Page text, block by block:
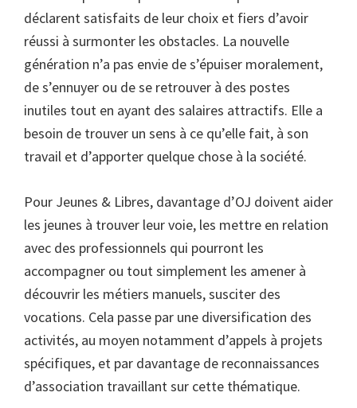
déclarent satisfaits de leur choix et fiers d’avoir
réussi à surmonter les obstacles. La nouvelle
génération n’a pas envie de s’épuiser moralement,
de s’ennuyer ou de se retrouver à des postes
inutiles tout en ayant des salaires attractifs. Elle a
besoin de trouver un sens à ce qu’elle fait, à son
travail et d’apporter quelque chose à la société.
Pour Jeunes & Libres, davantage d’OJ doivent aider
les jeunes à trouver leur voie, les mettre en relation
avec des professionnels qui pourront les
accompagner ou tout simplement les amener à
découvrir les métiers manuels, susciter des
vocations. Cela passe par une diversification des
activités, au moyen notamment d’appels à projets
spécifiques, et par davantage de reconnaissances
d’association travaillant sur cette thématique.